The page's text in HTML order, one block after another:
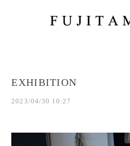
EXHIBITION
2023/04/30 10:27